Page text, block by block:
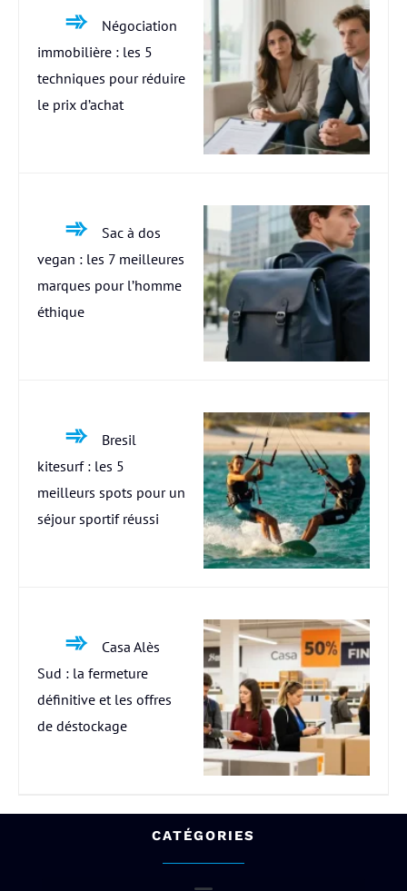
Négociation
immobilière : les 5
techniques pour réduire
le prix d’achat
Sac à dos
vegan : les 7 meilleures
marques pour l’homme
éthique
Bresil
kitesurf : les 5
meilleurs spots pour un
séjour sportif réussi
Casa Alès
Sud : la fermeture
définitive et les offres
de déstockage
CATÉGORIES